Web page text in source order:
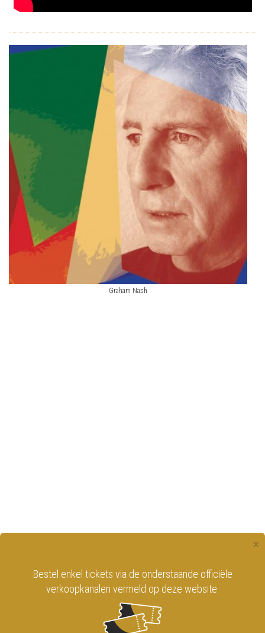
Graham Nash
×
Bestel enkel tickets via de onderstaande officiële
verkoopkanalen vermeld op deze website.